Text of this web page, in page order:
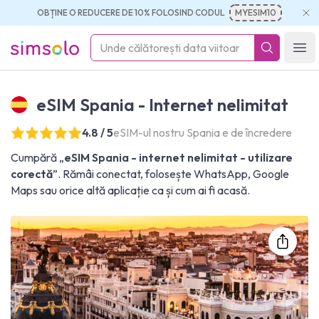
OBȚINE O REDUCERE DE 10% FOLOSIND CODUL MYESIM10
simsolo
eSIM Spania - Internet nelimitat
4.8 / 5eSIM-ul nostru Spania e de încredere
Cumpără „eSIM Spania - internet nelimitat - utilizare
corectă”. Rămâi conectat, folosește WhatsApp, Google
Maps sau orice altă aplicație ca și cum ai fi acasă.